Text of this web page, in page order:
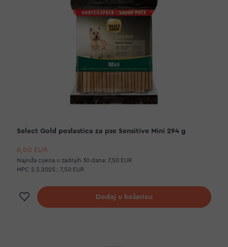
Select Gold poslastica za pse Sensitive Mini 294 g
6,00 EUR
Najniža cijena u zadnjih 30 dana: 7,50 EUR
MPC 2.5.2025.: 7,50 EUR
Dodaj na listu želja
Dodaj u košaricu